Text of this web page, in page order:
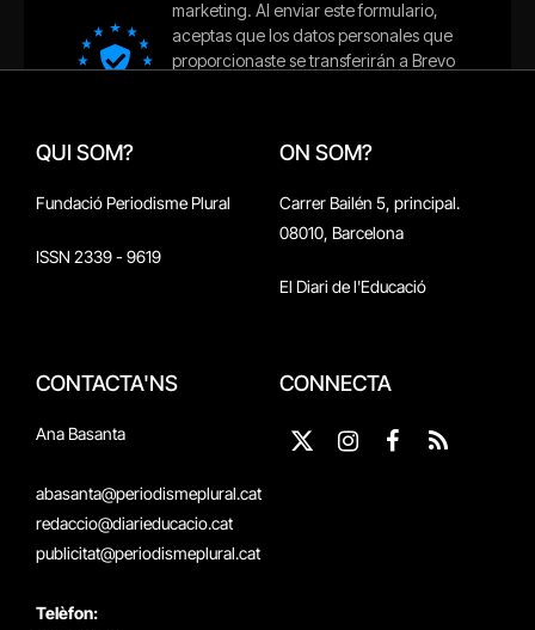
QUI SOM?
Fundació Periodisme Plural
ISSN 2339 - 9619
ON SOM?
Carrer Bailén 5, principal.
08010, Barcelona
El Diari de l'Educació
CONTACTA'NS
Ana Basanta
abasanta@periodismeplural.cat
redaccio@diarieducacio.cat
publicitat@periodismeplural.cat
Telèfon:
CONNECTA
X
Instagram
Facebook
RSS